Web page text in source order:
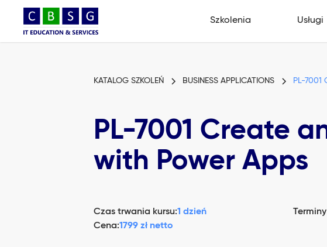
Szkolenia Usługi
KATALOG SZKOLEŃ BUSINESS APPLICATIONS PL-
PL-7001 Create
with Power Apps
Czas trwania kursu:1 dzień
Cena:1799 zł netto